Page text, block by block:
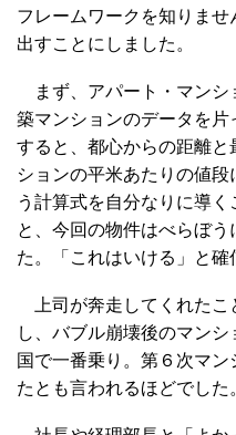
フレームワークを知りま
出すことにしました。
まず、アパート・マンシ
築マンションのデータを片
すると、都心からの距離
ションの平米あたりの値
う計算式を自分なりに導
と、今回の物件はべらぼ
た。「これはいける」と確
上司が奔走してくれたこ
し、バブル崩壊後のマン
国で一番乗り。第６次マ
たとも言われるほどでした